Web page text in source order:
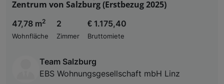
Zentrum von Salzburg (Erstbezug 2025)
47,78 m2
Wohnfläche
2
Zimmer
€ 1.175,40
Bruttomiete
Team Salzburg
EBS Wohnungsgesellschaft mbH Linz